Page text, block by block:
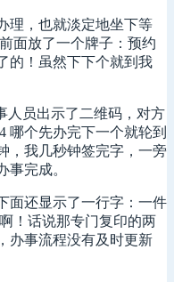
理，也就淡定地坐下等
面放了一个牌子：预约
的！虽然下下个就到我
人员出示了二维码，对方
哪个先办完下一个就轮到
，我几秒钟签完字，一旁
事完成。
面还显示了一行字：一件
！话说那专门复印的两
办事流程没有及时更新